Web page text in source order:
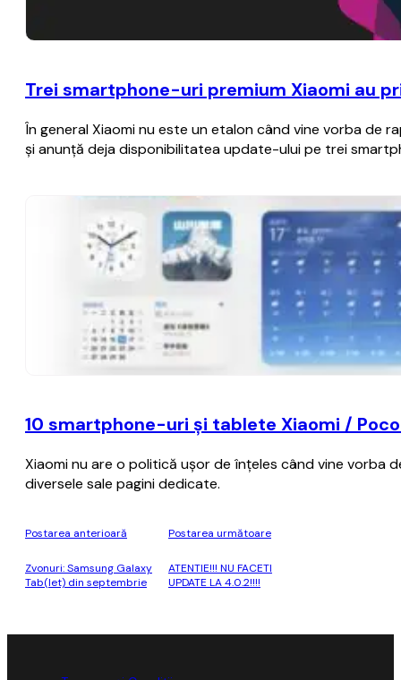
Trei smartphone-uri premium Xiaomi au
În general Xiaomi nu este un etalon când vine vorba de
şi anunţă deja disponibilitatea update-ului pe trei
10 smartphone-uri şi tablete Xiaomi /
Xiaomi nu are o politică uşor de înţeles când vine vorba
diversele sale pagini dedicate.
Postarea anterioară
Zvonuri: Samsung Galaxy
Tab(let) din septembrie
Postarea următoare
ATENTIE!!! NU FACETI
UPDATE LA 4.0.2!!!!